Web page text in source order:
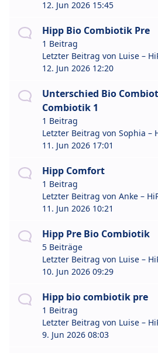
12. Jun 2026 15:45
Hipp Bio Combiotik Pre
1 Beitrag
Letzter Beitrag von Luise –
12. Jun 2026 12:20
Unterschied Bio
Combiotik 1
1 Beitrag
Letzter Beitrag von Sophia –
11. Jun 2026 17:01
Hipp Comfort
1 Beitrag
Letzter Beitrag von Anke –
11. Jun 2026 10:21
Hipp Pre Bio Combiotik
5 Beiträge
Letzter Beitrag von Luise –
10. Jun 2026 09:29
Hipp bio combiotik pre
1 Beitrag
Letzter Beitrag von Luise –
9. Jun 2026 08:03